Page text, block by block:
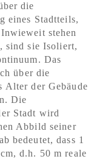
die
eines Stadtteils,
stehen
sind sie Isoliert,
Das
über die
Alter der Gebäude
Die
Stadt wird
Abbild seiner
bedeutet, dass 1
d.h. 50 m reale